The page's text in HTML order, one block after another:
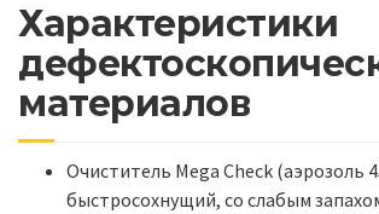
Характеристики
материалов
Очиститель Mega Check (аэрозоль
быстросохнущий, со слабым